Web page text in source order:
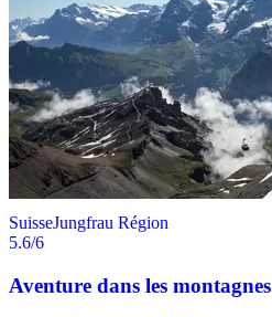
SuisseJungfrau Région
5.6/6
Aventure dans les montagnes